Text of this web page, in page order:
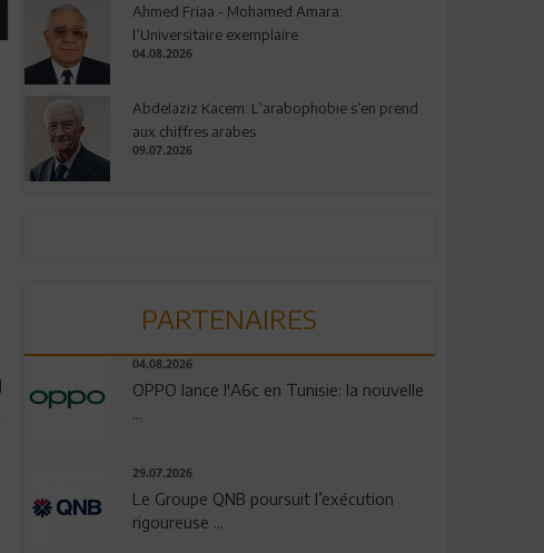
Ahmed Friaa - Mohamed Amara:
l’Universitaire exemplaire
04.08.2026
Abdelaziz Kacem: L’arabophobie s’en prend
aux chiffres arabes
09.07.2026
PARTENAIRES
04.08.2026
OPPO lance l'A6c en Tunisie: la nouvelle
...
29.07.2026
Le Groupe QNB poursuit l’exécution
rigoureuse ...